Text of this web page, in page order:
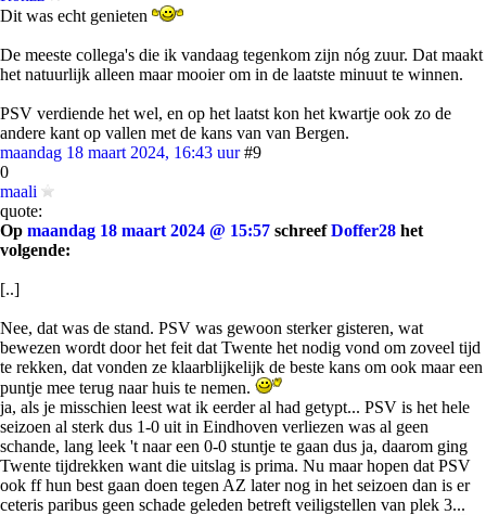
Dit was echt genieten
De meeste collega's die ik vandaag tegenkom zijn nóg zuur. Dat maakt
het natuurlijk alleen maar mooier om in de laatste minuut te winnen.
PSV verdiende het wel, en op het laatst kon het kwartje ook zo de
andere kant op vallen met de kans van van Bergen.
maandag 18 maart 2024, 16:43 uur #9
0
maali
quote:
Op maandag 18 maart 2024 @ 15:57 schreefDoffer28 het
volgende:
[..]
Nee, dat was de stand. PSV was gewoon sterker gisteren, wat
bewezen wordt door het feit dat Twente het nodig vond om zoveel tijd
te rekken, dat vonden ze klaarblijkelijk de beste kans om ook maar een
puntje mee terug naar huis te nemen.
ja, als je misschien leest wat ik eerder al had getypt... PSV is het hele
seizoen al sterk dus 1-0 uit in Eindhoven verliezen was al geen
schande, lang leek 't naar een 0-0 stuntje te gaan dus ja, daarom ging
Twente tijdrekken want die uitslag is prima. Nu maar hopen dat PSV
ook ff hun best gaan doen tegen AZ later nog in het seizoen dan is er
ceteris paribus geen schade geleden betreft veiligstellen van plek 3...